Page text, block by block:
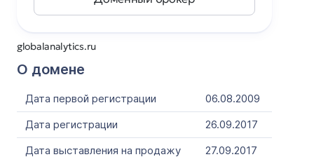
globalanalytics.ru
О домене
Дата первой регистрации
06.08.2009
Дата регистрации
26.09.2017
Дата выставления на продажу
27.09.2017